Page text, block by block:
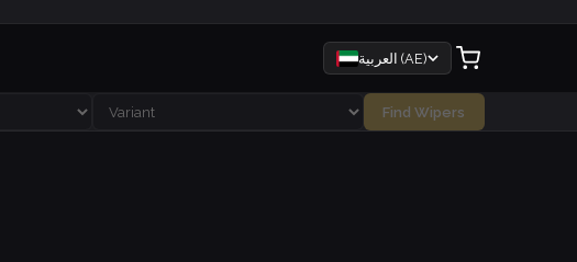
العربية (AE)
Find Wipers